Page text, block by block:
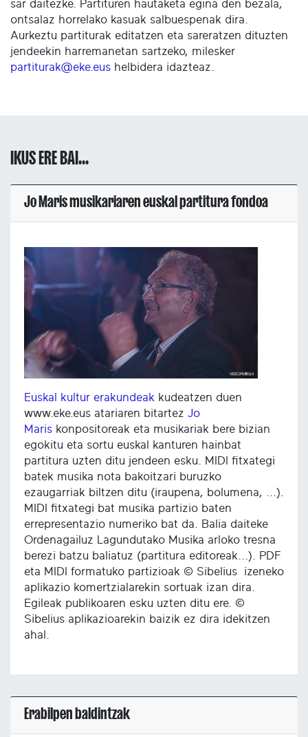
sar daitezke. Partituren hautaketa egina den bezala,
ontsalaz horrelako kasuak salbuespenak dira.
Aurkeztu partiturak editatzen eta sareratzen dituzten
jendeekin harremanetan sartzeko, milesker
partiturak@eke.eus helbidera idazteaz.
IKUS ERE BAI...
Jo Maris musikariaren euskal partitura fondoa
Euskal kultur erakundeak kudeatzen duen
www.eke.eus atariaren bitartez Jo
Maris konpositoreak eta musikariak bere bizian
egokitu eta sortu euskal kanturen hainbat
partitura uzten ditu jendeen esku. MIDI fitxategi
batek musika nota bakoitzari buruzko
ezaugarriak biltzen ditu (iraupena, bolumena, ...).
MIDI fitxategi bat musika partizio baten
errepresentazio numeriko bat da. Balia daiteke
Ordenagailuz Lagundutako Musika arloko tresna
berezi batzu baliatuz (partitura editoreak...). PDF
eta MIDI formatuko partizioak © Sibelius izeneko
aplikazio komertzialarekin sortuak izan dira.
Egileak publikoaren esku uzten ditu ere. ©
Sibelius aplikazioarekin baizik ez dira idekitzen
ahal.
Erabilpen baldintzak